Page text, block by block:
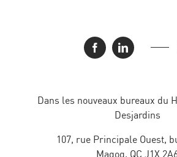
Dans les nouveaux bureaux du
Desjardins
107, rue Principale Ouest,
Magog, QC J1X